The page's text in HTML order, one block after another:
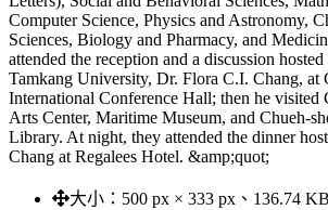
Computer Science, Physics and Astronomy,
Sciences, Biology and Pharmacy, and
attended the reception and a discussion
Tamkang University, Dr. Flora C.I. Chang, at
International Conference Hall; then he visited
Arts Center, Maritime Museum, and Chueh-
Library. At night, they attended the dinner
Chang at Regalees Hotel. &amp;quot;
大小： 500 px × 333 px、136.74 KB